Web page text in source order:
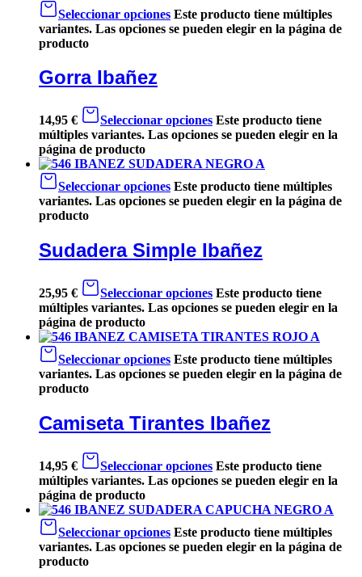
Seleccionar opciones Este producto tiene múltiples
variantes. Las opciones se pueden elegir en la página de
producto
Gorra Ibañez
14,95 € Seleccionar opciones Este producto tiene
múltiples variantes. Las opciones se pueden elegir en la
página de producto
Seleccionar opciones Este producto tiene múltiples
variantes. Las opciones se pueden elegir en la página de
producto
Sudadera Simple Ibañez
25,95 € Seleccionar opciones Este producto tiene
múltiples variantes. Las opciones se pueden elegir en la
página de producto
Seleccionar opciones Este producto tiene múltiples
variantes. Las opciones se pueden elegir en la página de
producto
Camiseta Tirantes Ibañez
14,95 € Seleccionar opciones Este producto tiene
múltiples variantes. Las opciones se pueden elegir en la
página de producto
Seleccionar opciones Este producto tiene múltiples
variantes. Las opciones se pueden elegir en la página de
producto